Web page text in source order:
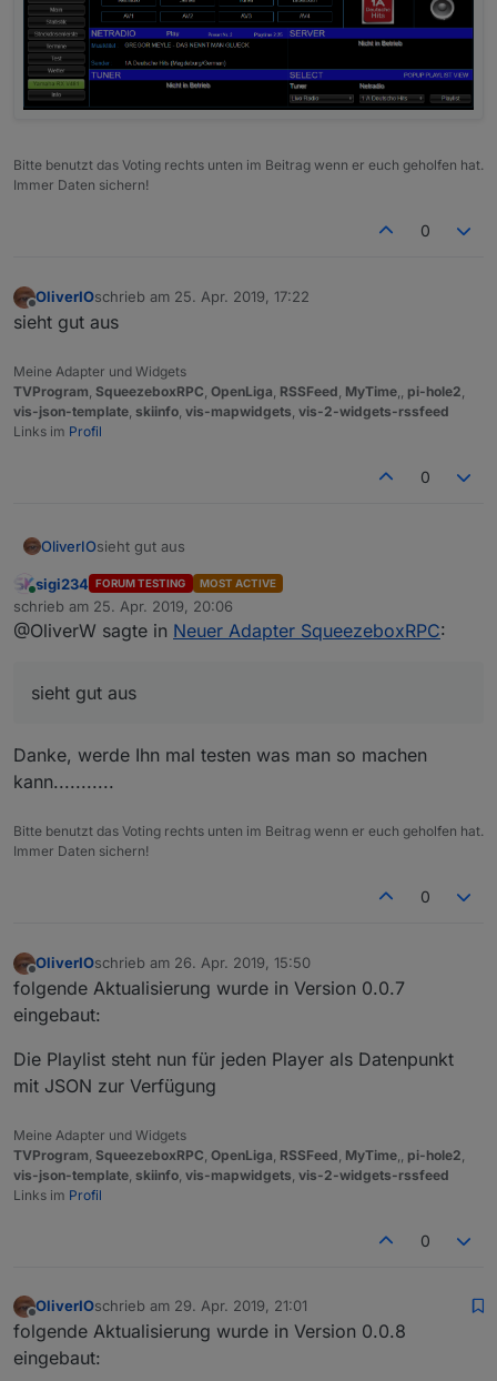
Bitte benutzt das Voting rechts unten im Beitrag wenn er euch geholfen hat.
Immer Daten sichern!
0
Offline
OliverIOschrieb am 25. Apr. 2019, 17:22
zuletzt editiert von
sieht gut aus
Meine Adapter und Widgets
TVProgram SqueezeboxRPC OpenLiga RSSFeed MyTime pi-hole2
vis-json-template skiinfo vis-mapwidgets vis-2-widgets-rssfeed
Links im Profil
0
OliverIOsieht gut aus
Online
sigi234 FORUM TESTING MOST ACTIVE
schrieb am 25. Apr. 2019, 20:06
zuletzt editiert von
@OliverW sagte in Neuer Adapter SqueezeboxRPC:
sieht gut aus
Danke, werde Ihn mal testen was man so machen
kann...........
Bitte benutzt das Voting rechts unten im Beitrag wenn er euch geholfen hat.
Immer Daten sichern!
0
Offline
OliverIOschrieb am 26. Apr. 2019, 15:50
zuletzt editiert von
folgende Aktualisierung wurde in Version 0.0.7
eingebaut:
Die Playlist steht nun für jeden Player als Datenpunkt
mit JSON zur Verfügung
Meine Adapter und Widgets
TVProgram SqueezeboxRPC OpenLiga RSSFeed MyTime pi-hole2
vis-json-template skiinfo vis-mapwidgets vis-2-widgets-rssfeed
Links im Profil
0
Offline
OliverIOschrieb am 29. Apr. 2019, 21:01
zuletzt editiert von
folgende Aktualisierung wurde in Version 0.0.8
eingebaut: